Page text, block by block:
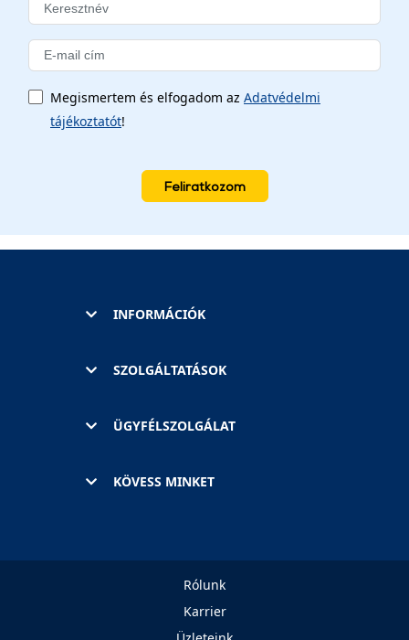
Megismertem és elfogadom az Adatvédelmi
tájékoztatót!
Feliratkozom
INFORMÁCIÓK
SZOLGÁLTATÁSOK
ÜGYFÉLSZOLGÁLAT
KÖVESS MINKET
Rólunk
Karrier